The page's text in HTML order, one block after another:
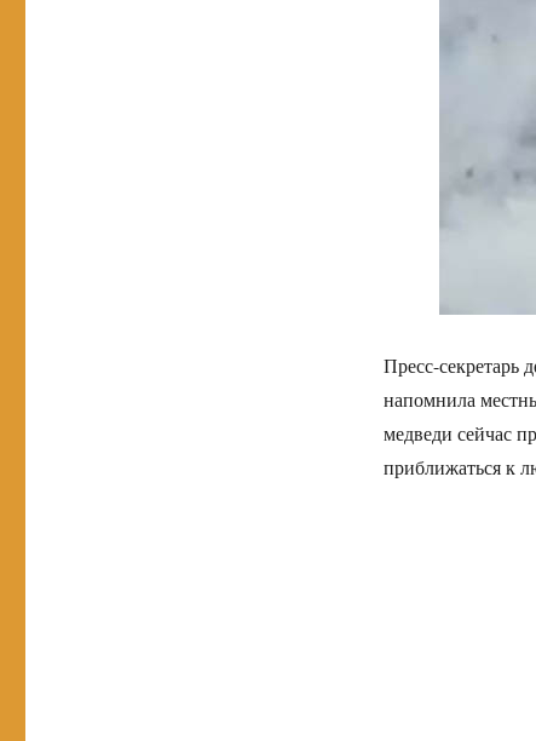
Пресс-секретарь
напомнила
медведи сейчас
приближаться к